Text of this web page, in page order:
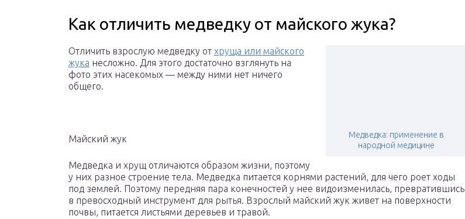
Как отличить медведку от майского жука?
Медведка: применение в
народной медицине
Отличить взрослую медведку от хруща или майского
жука несложно. Для этого достаточно взглянуть на
фото этих насекомых — между ними нет ничего
общего.
Майский жук
Медведка и хрущ отличаются образом жизни, поэтому
у них разное строение тела. Медведка питается корнями растений, для чего роет ходы
под землей. Поэтому передняя пара конечностей у нее видоизменилась, превратившись
в превосходный инструмент для рытья. Взрослый майский жук живет на поверхности
почвы, питается листьями деревьев и травой.